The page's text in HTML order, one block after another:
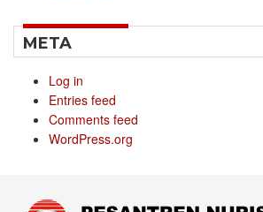
META
Log in
Entries feed
Comments feed
WordPress.org